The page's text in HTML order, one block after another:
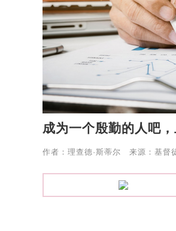
成为一个殷勤的人吧
作者：理查德·斯蒂尔 来源：基督